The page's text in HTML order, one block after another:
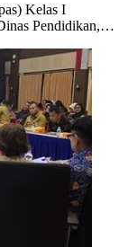
Kelas I
Pendidikan,…